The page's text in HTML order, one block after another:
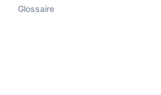
Glossaire